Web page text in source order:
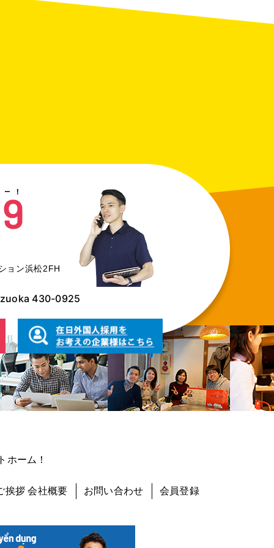
ョン浜松2FH
430-0925
ーム！
挨拶 会社概要 お問い合わせ 会員登録